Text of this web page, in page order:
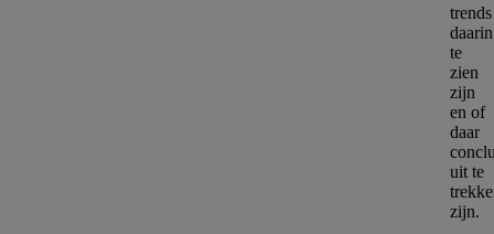
trends
daarin
te
zien
zijn
en of
daar
uit te
zijn.